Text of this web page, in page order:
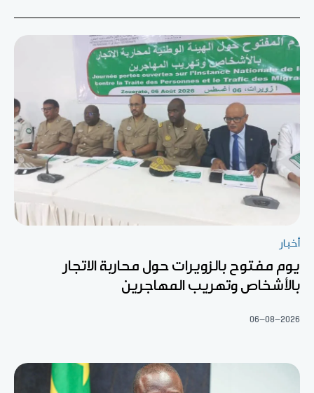
أخبار
يوم مفتوح بالزويرات حول محاربة الاتجار
بالأشخاص وتهريب المهاجرين
06-08-2026